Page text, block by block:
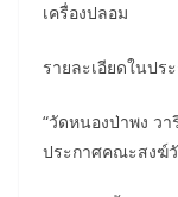
เครื่องปลอม
รายละเอียดในปร
“วัดหนองป่าพง ว
ประกาศคณะสงฆ์